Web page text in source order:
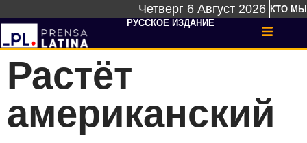
Четверг 6 Август 2026 КТО МЫ
РУССКОЕ ИЗДАНИЕ
Растёт
американский